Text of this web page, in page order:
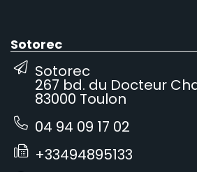
Sotorec
Sotorec
267 bd. du Docteur
83000 Toulon
04 94 09 17 02
+33494895133